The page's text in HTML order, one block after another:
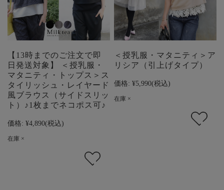
【13時までのご注文で即
日発送対象】 ＜授乳服・
マタニティ・トップス＞ス
タイリッシュ・レイヤード
風ブラウス（サイドスリッ
ト）♪1枚までネコポス可♪
価格: ¥4,890(税込)
在庫 ×
＜授乳服・マタニティ＞ア
リシア（引上げタイプ）
価格: ¥5,990(税込)
在庫 ×